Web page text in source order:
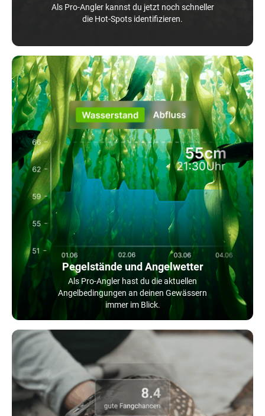
Als Pro-Angler kannst du jetzt noch schneller
die Hot-Spots identifizieren.
Pegelstände und Angelwetter
Als Pro-Angler hast du die aktuellen
Angelbedingungen an deinen Gewässern
immer im Blick.